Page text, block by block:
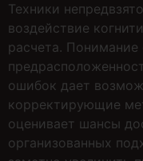
Техники
воздействие
расчета. Понимание
ошибок дает
корректирующие
оценивает шансы
организованных